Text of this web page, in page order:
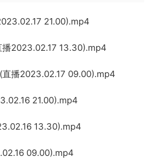
21.00).mp4
播2023.02.17 13.30).mp4
直播2023.02.17 09.00).mp4
21.00).mp4
13.30).mp4
09.00).mp4